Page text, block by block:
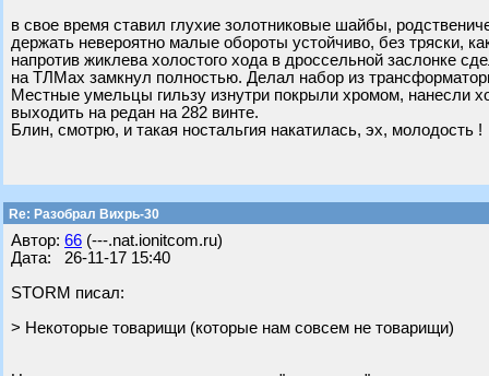
в свое время ставил глухие золотниковые шайбы,
держать невероятно малые обороты устойчиво, без тряски,
напротив жиклева холостого хода в дроссельной заслонке
на ТЛМах замкнул полностью. Делал набор из
Местные умельцы гильзу изнутри покрыли хромом, нанесли
выходить на редан на 282 винте.
Блин, смотрю, и такая ностальгия накатилась, эх, молодость !
Re: Разобрал Вихрь-30
Автор: 66 (---.nat.ionitcom.ru)
Дата: 26-11-17 15:40
STORM писал:
> Некоторые товарищи (которые нам совсем не товарищи)